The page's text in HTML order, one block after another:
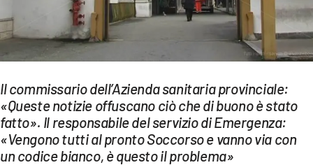
LAC TV
LAC ONAIR
LaC
Network
Il commissario dell’Azienda sanitaria provinciale:
«Queste notizie offuscano ciò che di buono è stato
fatto». Il responsabile del servizio di Emergenza:
«Vengono tutti al pronto Soccorso e vanno via con
un codice bianco, è questo il problema»